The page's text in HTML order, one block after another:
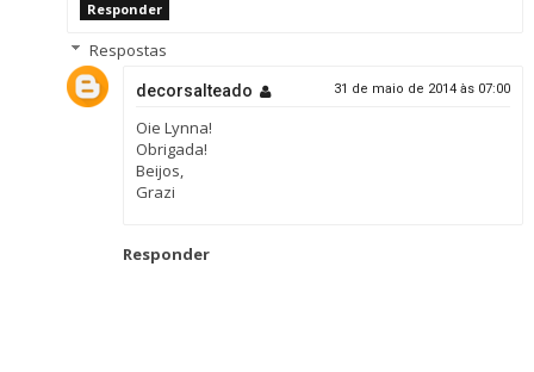
Responder
Respostas
decorsalteado 31 de maio de 2014 às 07:00
Oie Lynna!
Obrigada!
Beijos,
Grazi
Responder